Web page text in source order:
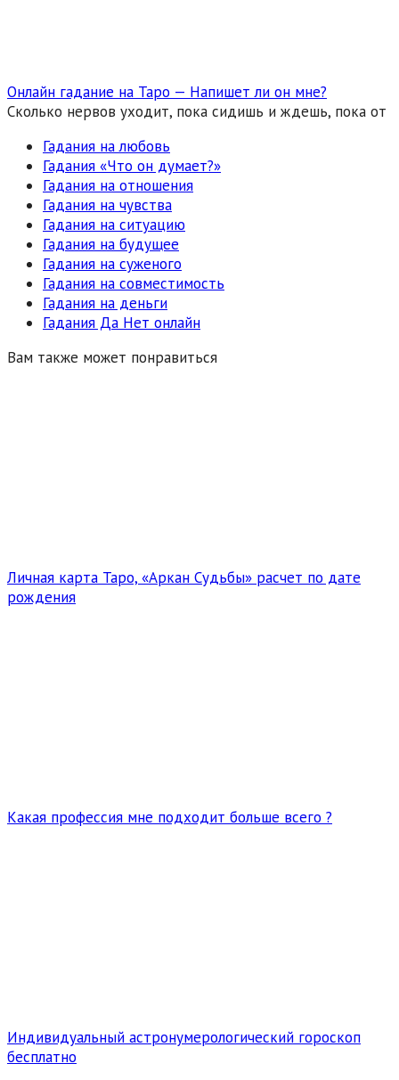
Онлайн гадание на Таро — Напишет ли он мне?
Сколько нервов уходит, пока сидишь и ждешь, пока от
Гадания на любовь
Гадания «Что он думает?»
Гадания на отношения
Гадания на чувства
Гадания на ситуацию
Гадания на будущее
Гадания на суженого
Гадания на совместимость
Гадания на деньги
Гадания Да Нет онлайн
Вам также может понравиться
Личная карта Таро, «Аркан Судьбы» расчет по дате
рождения
Какая профессия мне подходит больше всего ?
Индивидуальный астронумерологический гороскоп
бесплатно